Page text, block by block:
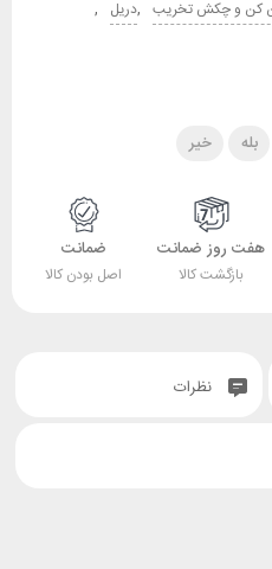
کن و چکش تخریب ,دریل ,
بله خیر
هفت روز ضمانت
بازگشت کالا
ضمانت
اصل بودن کالا
نظرات